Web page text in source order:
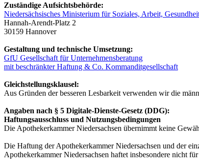
Zuständige Aufsichtsbehörde:
Niedersächsisches Ministerium für Soziales, Arbeit,
Hannah-Arendt-Platz 2
30159 Hannover
Gestaltung und technische Umsetzung:
GfU Gesellschaft für Unternehmensberatung
mit beschränkter Haftung & Co. Kommanditgesellschaft
Gleichstellungsklausel:
Aus Gründen der besseren Lesbarkeit verwenden wir die
Angaben nach § 5 Digitale-Dienste-Gesetz (DDG):
Haftungsausschluss und Nutzungsbedingungen
Die Apothekerkammer Niedersachsen übernimmt keine
Die Haftung der Apothekerkammer Niedersachsen und der
Apothekerkammer Niedersachsen haftet insbesondere nicht